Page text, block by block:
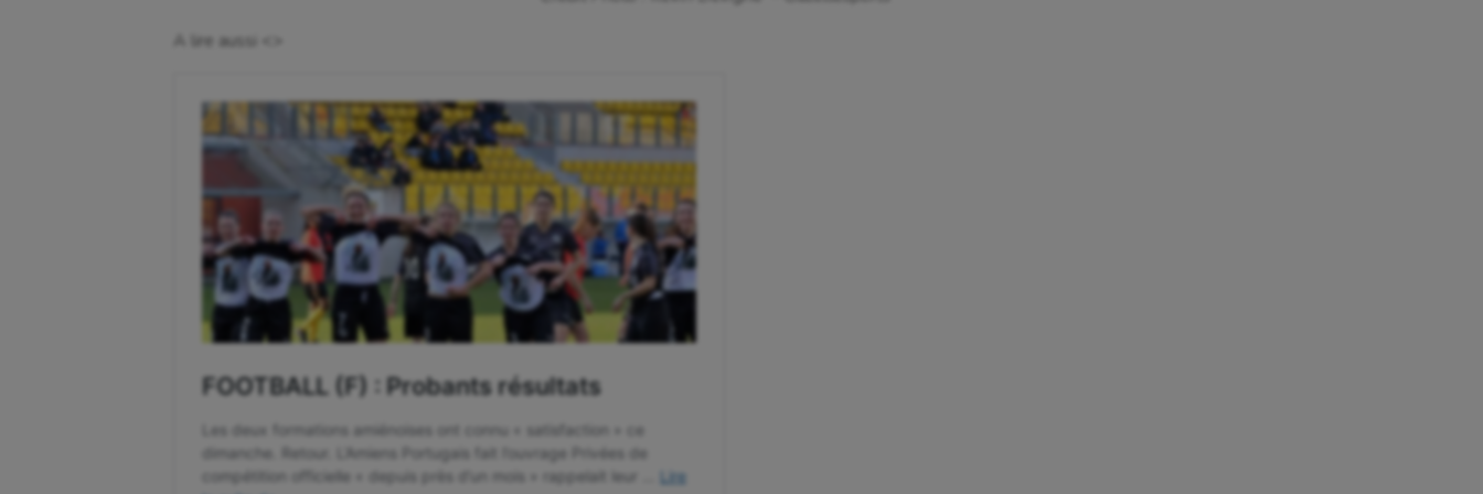
Cyclisme
Jeux Olympiques et Paralympiques
A lire aussi <>